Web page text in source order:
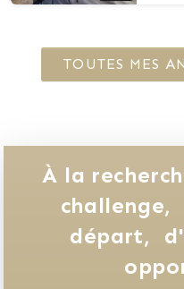
TOUTES MES
À la
challenge,
départ,